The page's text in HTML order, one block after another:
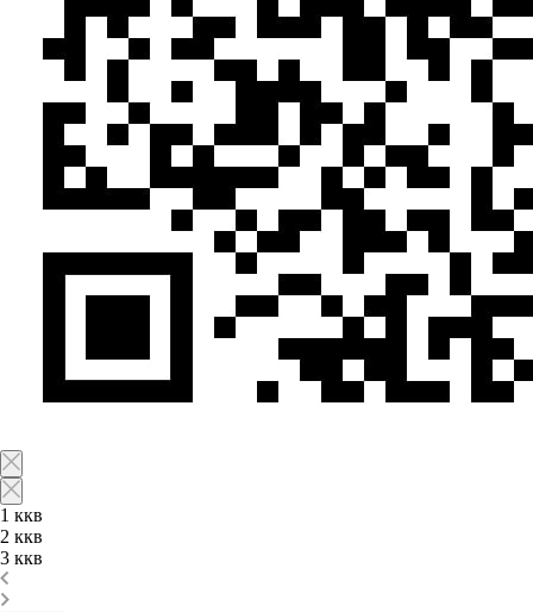
1 ккв
2 ккв
3 ккв